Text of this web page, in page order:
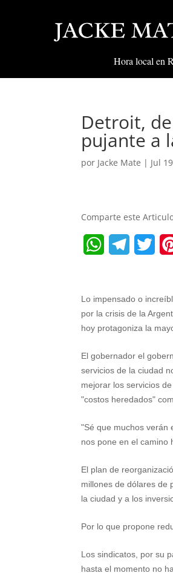
Hora local en
Detroit,
pujante a
por Jacke Mate | Jul
Comparte este
a
t
A
p
l
e
r
a
t
e
r
n
t
r
e
t
Lo impensado o
por la crisis de la
hoy protagoniza la
El gobernador el
servicios de la ciudad
mejorar los servicios
"costos heredados"
"Sé que muchos verán
nos pone en el camino
El plan de
millones de dólares de
la ciudad y a los
Por lo que propone
Los sindicatos, por su
hasta el momento no